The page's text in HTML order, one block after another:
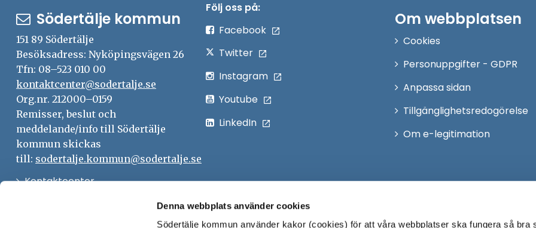
Denna webbplats använder cookies
Södertälje kommun använder kakor (cookies) för att våra webbplatser ska fungera så bra
Södertälje kommun
151 89 Södertälje
Besöksadress: Nyköpingsvägen 26
Tfn: 08–523 010 00
kontaktcenter@sodertalje.se
Org.nr. 212000–0159
Remisser, beslut och
meddelande/info till Södertälje
kommun skickas
till: sodertalje.kommun@sodertalje.se
KontaktcenterÖppna
Följ oss på:
Facebook
Twitter
Instagram
Youtube
LinkedIn
Om webbplatsen
Cookies
Personuppgifter - GDPR
Anpassa sidan
Tillgänglighetsredogörelse
Om e-legitimation